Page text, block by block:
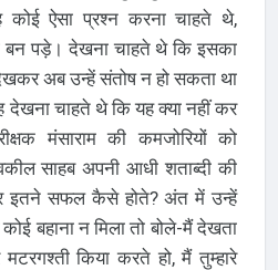
ऐसा प्रश्न करना चाहते थे,
बन पड़े। देखना चाहते थे कि इसका
अब उन्हें संतोष न हो सकता था
देखना चाहते थे कि यह क्या नहीं कर
मंसाराम की कमजोरियों को
साहब अपनी आधी शताब्दी की
इतने सफल कैसे होते? अंत में उन्हें
बहाना न मिला तो बोले-मैं देखता
किया करते हो, मैं तुम्हारे